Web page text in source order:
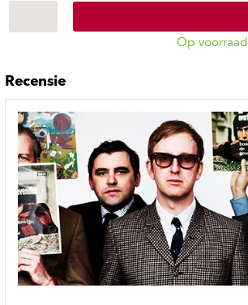
Op voorraad
Recensie